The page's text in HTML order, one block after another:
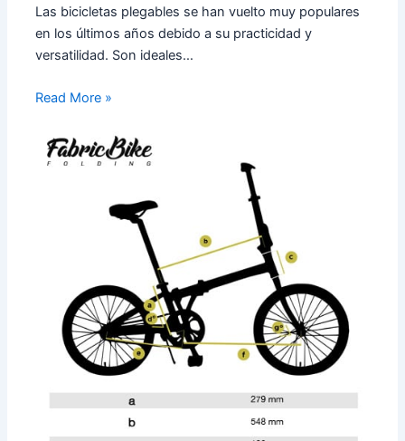
Las bicicletas plegables se han vuelto muy populares
en los últimos años debido a su practicidad y
versatilidad. Son ideales…
Read More »